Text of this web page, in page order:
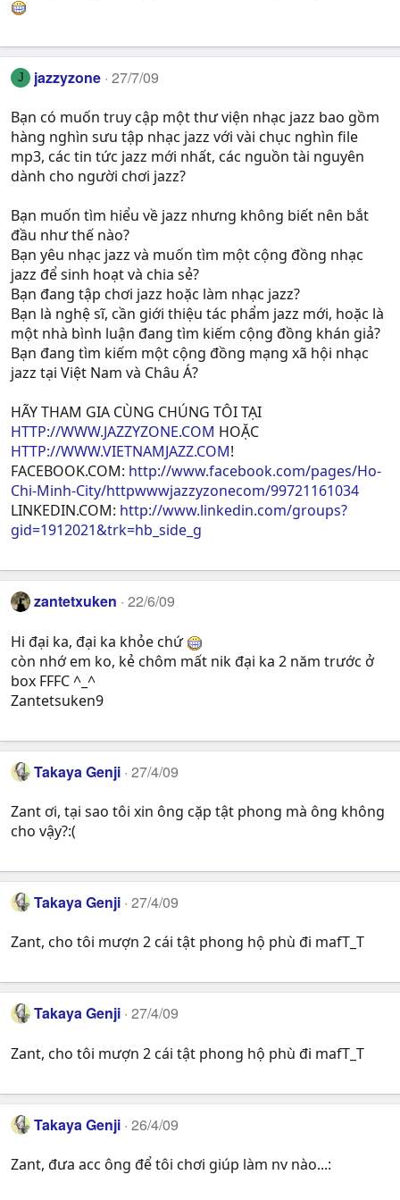
J jazzyzone 27/7/09
Bạn có muốn truy cập một thư viện nhạc jazz bao gồm
hàng nghìn sưu tập nhạc jazz với vài chục nghìn file
mp3, các tin tức jazz mới nhất, các nguồn tài nguyên
dành cho người chơi jazz?
Bạn muốn tìm hiểu về jazz nhưng không biết nên bắt
đầu như thế nào?
Bạn yêu nhạc jazz và muốn tìm một cộng đồng nhạc
jazz để sinh hoạt và chia sẻ?
Bạn đang tập chơi jazz hoặc làm nhạc jazz?
Bạn là nghệ sĩ, cần giới thiệu tác phẩm jazz mới, hoặc là
một nhà bình luận đang tìm kiếm cộng đồng khán giả?
Bạn đang tìm kiếm một cộng đồng mạng xã hội nhạc
jazz tại Việt Nam và Châu Á?
HÃY THAM GIA CÙNG CHÚNG TÔI TẠI
HTTP://WWW.JAZZYZONE.COM HOẶC
HTTP://WWW.VIETNAMJAZZ.COM!
FACEBOOK.COM: http://www.facebook.com/pages/Ho-
Chi-Minh-City/httpwwwjazzyzonecom/99721161034
LINKEDIN.COM: http://www.linkedin.com/groups?
gid=1912021&trk=hb_side_g
zantetxuken 22/6/09
Hi đại ka, đại ka khỏe chứ
còn nhớ em ko, kẻ chôm mất nik đại ka 2 năm trước ở
box FFFC ^_^
Zantetsuken9
Takaya Genji 27/4/09
Zant ơi, tại sao tôi xin ông cặp tật phong mà ông không
cho vậy?:(
Takaya Genji 27/4/09
Zant, cho tôi mượn 2 cái tật phong hộ phù đi mafT_T
Takaya Genji 27/4/09
Zant, cho tôi mượn 2 cái tật phong hộ phù đi mafT_T
Takaya Genji 26/4/09
Zant, đưa acc ông để tôi chơi giúp làm nv nào...: